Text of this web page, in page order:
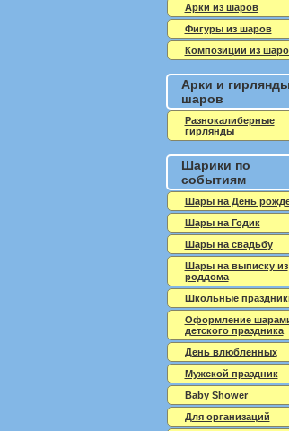
Арки из шаров
Фигуры из шаров
Композиции из
Арки и
шаров
Разнокалиберные
гирлянды
Шарики по
событиям
Шары на День
Шары на Годик
Шары на свадьбу
Шары на выписку из
роддома
Школьные
Оформление
детского праздника
День влюбленных
Мужской праздник
Baby Shower
Для организаций